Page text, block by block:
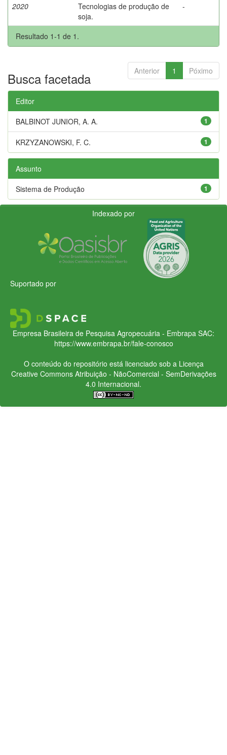
2020
Tecnologias de produção de
soja.
-
Resultado 1-1 de 1.
Anterior 1 Póximo
Busca facetada
Editor
1
BALBINOT JUNIOR, A. A.
1
KRZYZANOWSKI, F. C.
Assunto
1
Sistema de Produção
Indexado por
Suportado por
Empresa Brasileira de Pesquisa Agropecuária - Embrapa SAC:
https://www.embrapa.br/fale-conosco
O conteúdo do repositório está licenciado sob a Licença
Creative CommonsAtribuição - NãoComercial - SemDerivações
4.0 Internacional.